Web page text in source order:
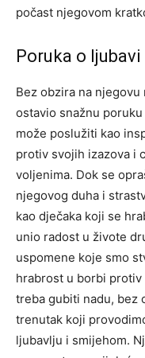
počast njegovom
Poruka o
Bez obzira na
ostavio snažnu
može poslužiti kao
protiv svojih izazova i
voljenima. Dok se
njegovog duha i
kao dječaka koji se
unio radost u živote
uspomene koje smo
hrabrost u borbi protiv
treba gubiti nadu, bez
trenutak koji
ljubavlju i smijehom.